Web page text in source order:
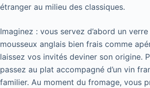
étranger au milieu des classiques.
Imaginez : vous servez d’abord un
mousseux anglais bien frais comme
laissez vos invités deviner son origine.
passez au plat accompagné d’un vin
familier. Au moment du fromage, vous